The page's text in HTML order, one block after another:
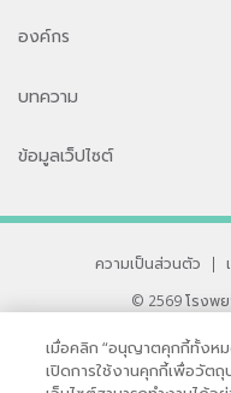
องค์กร
บทความ
ข้อมูลเว็ปไซต์
ความเป็นส่วนตัว |
© 2569 โรงพ
33 สุขุมวิท ซอย 3 เขต
หากท่านมีข้อคิดเห็น
เมื่อคลิก “อนุญาตคุกกี้ทั้งหม
เปิดการใช้งานคุกกี้เพื่อวัต